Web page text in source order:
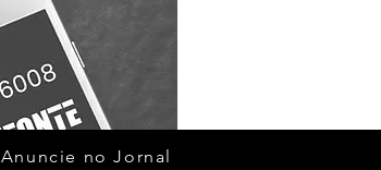
Anuncie no Jornal